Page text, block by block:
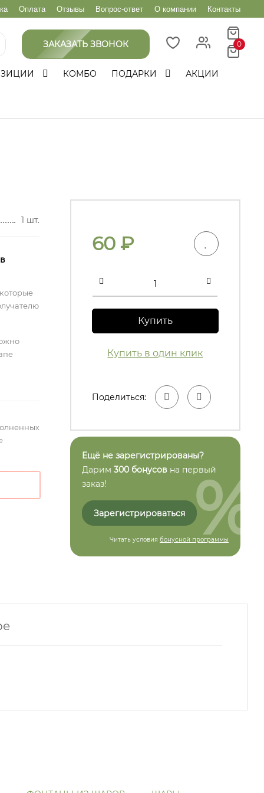
Оплата Отзывы Вопрос-ответ О компании Контакты
ЗАКАЗАТЬ ЗВОНОК 0
КОМБО ПОДАРКИ АКЦИИ
1 шт.
60₽
Купить
Купить в один клик
Поделиться:
Ещё не зарегистрированы?
Дарим 300 бонусов на первый
заказ!
Зарегистрироваться
Читать условия бонусной программы
%